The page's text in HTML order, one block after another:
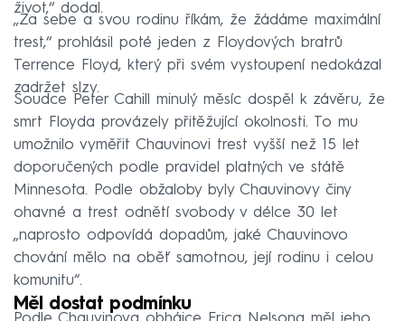
život,‘‘ dodal.
‚‚Za sebe a svou rodinu říkám, že žádáme maximální
trest,‘‘ prohlásil poté jeden z Floydových bratrů
Terrence Floyd, který při svém vystoupení nedokázal
zadržet slzy.
Soudce Peter Cahill minulý měsíc dospěl k závěru, že
smrt Floyda provázely přitěžující okolnosti. To mu
umožnilo vyměřit Chauvinovi trest vyšší než 15 let
doporučených podle pravidel platných ve státě
Minnesota. Podle obžaloby byly Chauvinovy činy
ohavné a trest odnětí svobody v délce 30 let
„naprosto odpovídá dopadům, jaké Chauvinovo
chování mělo na oběť samotnou, její rodinu i celou
komunitu“.
Měl dostat podmínku